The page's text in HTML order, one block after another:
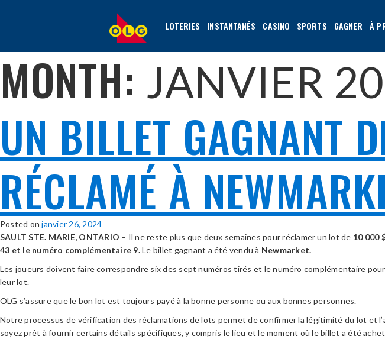
LOTERIES INSTANTANÉS CASINO SPORTS GAGNER À
MONTH: JANVIER
UN BILLET GAGNANT
RÉCLAMÉ À
Posted onjanvier 26, 2024
SAULT STE. MARIE, ONTARIO – Il ne reste plus que deux semaines pour réclamer un lot de 10 000
43 et le numéro complémentaire 9.Le billet gagnant a été vendu à Newmarket.
Les joueurs doivent faire correspondre six des sept numéros tirés et le numéro complémentaire
leur lot.
OLG s’assure que le bon lot est toujours payé à la bonne personne ou aux bonnes personnes.
Notre processus de vérification des réclamations de lots permet de confirmer la légitimité du lot et
soyez prêt à fournir certains détails spécifiques, y compris le lieu et le moment où le billet a été